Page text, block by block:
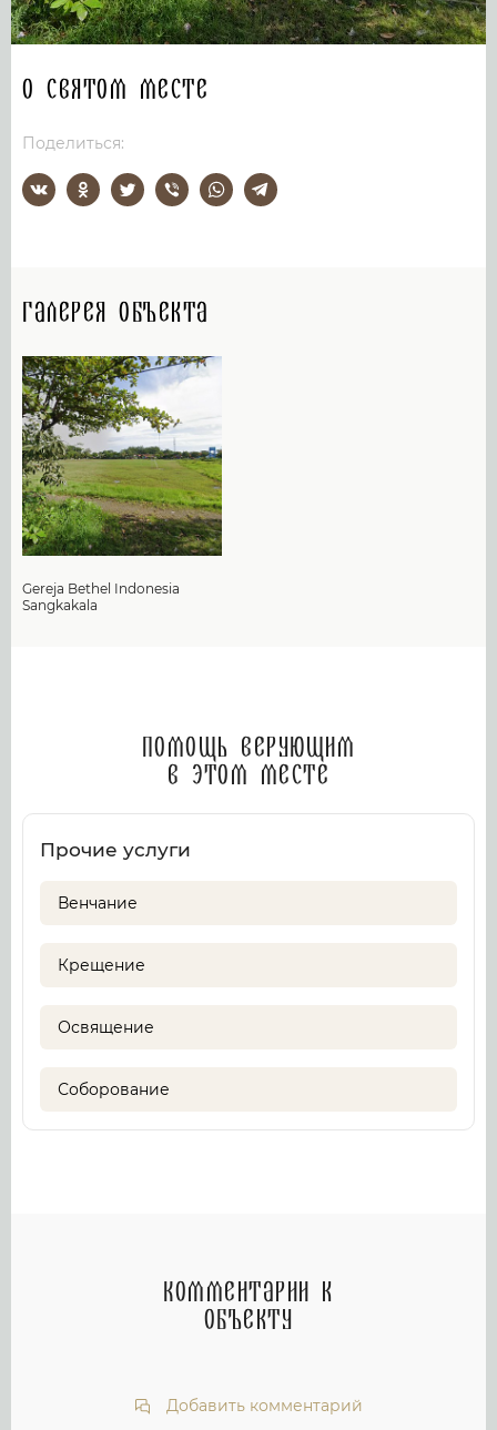
О святом месте
Поделиться:
Галерея объекта
Gereja Bethel Indonesia
Sangkakala
Помощь верующим
в этом месте
Прочие услуги
Венчание
Крещение
Освящение
Соборование
Комментарии к
объекту
Добавить комментарий